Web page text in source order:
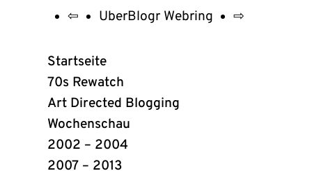
UberBlogr
Webring
Links
⇦ UberBlogr Webring ⇨
Startseite
70s Rewatch
Art Directed Blogging
Wochenschau
2002 – 2004
2007 – 2013